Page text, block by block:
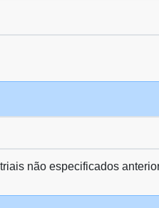
não especificados